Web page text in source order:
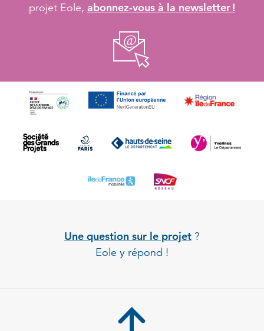
projet Eole, abonnez-vous à la newsletter !
Une question sur le projet ?
Eole y répond !